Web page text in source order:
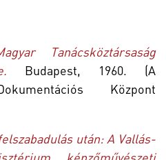
Tanácsköztársaság
Budapest, 1960. (A
Központ
után: A Vallás-